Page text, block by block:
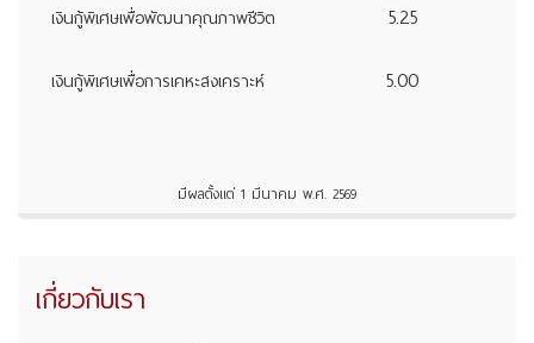
เงินกู้พิเศษเพื่อพัฒนาคุณภาพชีวิต 5.25
เงินกู้พิเศษเพื่อการเคหะสงเคราะห์ 5.00
มีผลตั้งแต่ 1 มีนาคม พ.ศ. 2569
เกี่ยวกับเรา